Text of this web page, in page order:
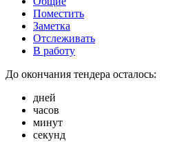
Поместить
Заметка
Отслеживать
В работу
До окончания тендера осталось:
дней
часов
минут
секунд